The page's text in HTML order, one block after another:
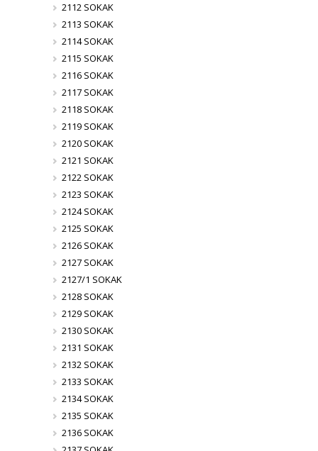
2112 SOKAK
2113 SOKAK
2114 SOKAK
2115 SOKAK
2116 SOKAK
2117 SOKAK
2118 SOKAK
2119 SOKAK
2120 SOKAK
2121 SOKAK
2122 SOKAK
2123 SOKAK
2124 SOKAK
2125 SOKAK
2126 SOKAK
2127 SOKAK
2127/1 SOKAK
2128 SOKAK
2129 SOKAK
2130 SOKAK
2131 SOKAK
2132 SOKAK
2133 SOKAK
2134 SOKAK
2135 SOKAK
2136 SOKAK